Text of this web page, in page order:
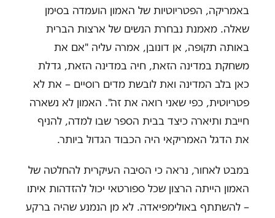
באמריקה, הפטריוטיות של האמון הועמדה בסימן
שאלה. מאמנת נבחרת הנשים של ארצות הברית
באותה תקופה, אן דונובן, אמרה עליה "אם את
משחקת במדינה הזאת, חיה במדינה הזאת, גדלת
כאן בלב המדינה ואת לובשת מדים רוסיים – את לא
פטריוטית, כפי שאני רואה את זה". האמון לא נשארה
חייבת ותיארה כיצד בבית הספר שבו למדה, להניף
את הדגל האמריקאי היה הכבוד הגדול ביותר.
במבט לאחור, נראה כי הסיבה העיקרית להחלטה של
האמון הייתה הרצון שכל ספורטאי יכול להזדהות איתו
– להשתתף באולימפיאדה. לא מן הנמנע שהיה ברקע